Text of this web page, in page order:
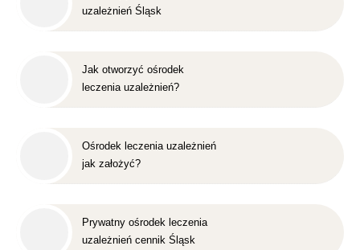
uzależnień Śląsk
Jak otworzyć ośrodek
leczenia uzależnień?
Ośrodek leczenia uzależnień
jak założyć?
Prywatny ośrodek leczenia
uzależnień cennik Śląsk